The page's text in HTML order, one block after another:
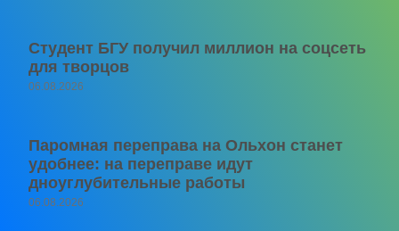
Студент БГУ получил миллион на соцсеть
для творцов
06.08.2026
Паромная переправа на Ольхон станет
удобнее: на переправе идут
дноуглубительные работы
06.08.2026